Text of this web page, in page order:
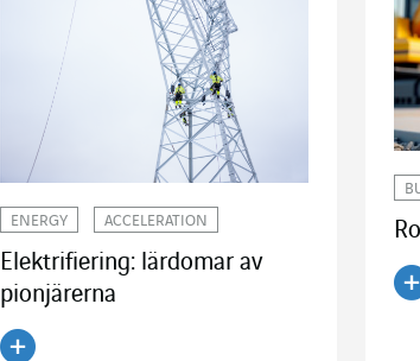
ENERGY ACCELERATION
Elektrifiering: lärdomar av
pionjärerna